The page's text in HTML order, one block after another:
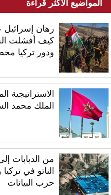
المواضيع الأكثر قراءة
رهان إسرائيل
كيف أفشلت
ودور تركيا
الاستراتيجية
الملك محمد
من الدبابات
الناتو في
حرب البيانات